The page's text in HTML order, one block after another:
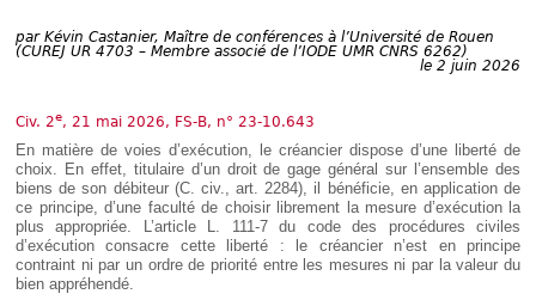
par Kévin Castanier, Maître de conférences à l’Université de Rouen
(CUREJ UR 4703 – Membre associé de l’IODE UMR CNRS 6262)
le 2 juin 2026
Civ. 2e, 21 mai 2026, FS-B, n° 23-10.643
En matière de voies d’exécution, le créancier dispose d’une liberté de
choix. En effet, titulaire d’un droit de gage général sur l’ensemble des
biens de son débiteur (C. civ., art. 2284), il bénéficie, en application de
ce principe, d’une faculté de choisir librement la mesure d’exécution la
plus appropriée. L’article L. 111-7 du code des procédures civiles
d’exécution consacre cette liberté : le créancier n’est en principe
contraint ni par un ordre de priorité entre les mesures ni par la valeur du
bien appréhendé.